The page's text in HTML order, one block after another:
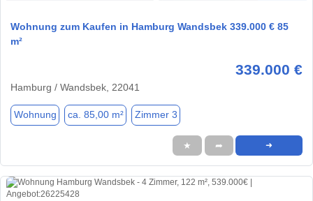
Wohnung zum Kaufen in Hamburg Wandsbek 339.000 € 85
m²
339.000 €
Hamburg / Wandsbek, 22041
Wohnung ca. 85,00 m² Zimmer 3
★ ➦ ➜